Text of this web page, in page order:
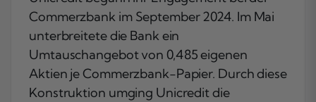
Commerzbank im September 2024. Im Mai
unterbreitete die Bank ein
Umtauschangebot von 0,485 eigenen
Aktien je Commerzbank-Papier. Durch diese
Konstruktion umging Unicredit die